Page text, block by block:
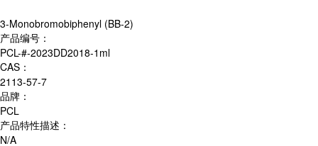
3-Monobromobiphenyl (BB-2)
产品编号：
PCL-#-2023DD2018-1ml
CAS：
2113-57-7
品牌：
PCL
产品特性描述：
N/A